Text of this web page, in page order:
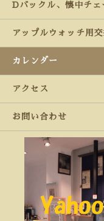
Dバックル、懐中チェ
アップルウォッチ用
カレンダー
アクセス
お問い合わせ